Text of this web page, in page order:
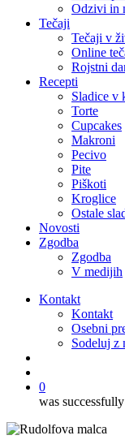
Odzivi in
Tečaji
Tečaji v
Online
Rojstni
Recepti
Sladice v
Torte
Cupcakes
Makroni
Pecivo
Pite
Piškoti
Kroglice
Ostale
Novosti
Zgodba
Zgodba
V medijih
Kontakt
Kontakt
Osebni
Sodeluj z
0
was